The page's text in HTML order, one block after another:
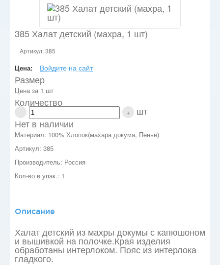
385 Халат детский (махра, 1 шт)
Артикул: 385
Цена: Войдите на сайт
Размер
Цена за 1 шт
Количество
- +
шт
Нет в наличии
Материал: 100% Хлопок(махара докума, Пенье)
Артикул: 385
Производитель: Россия
Кол-во в упак.: 1
Описание
Халат детский из махры докумы с капюшоном
и вышивкой на полочке.Края изделия
обработаны интерлоком. Пояс из интерлока
гладкого.